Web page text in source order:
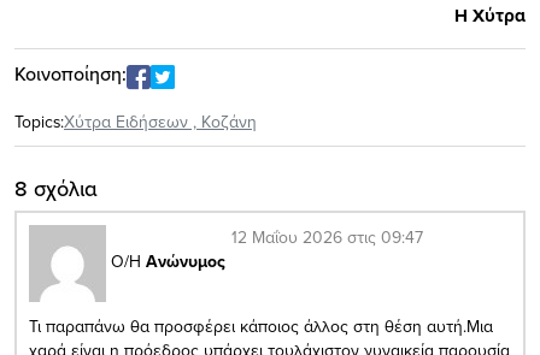
Η Χύτρα
Κοινοποίηση:
Topics:Xύτρα Ειδήσεων , Κοζάνη
8 σχόλια
Ο/Η Ανώνυμος
12 Μαΐου 2026 στις 09:47
Τι παραπάνω θα προσφέρει κάποιος άλλος στη θέση αυτή.Μια
χαρά είναι η πρόεδρος υπάρχει τουλάχιστον γυναικεία παρουσία